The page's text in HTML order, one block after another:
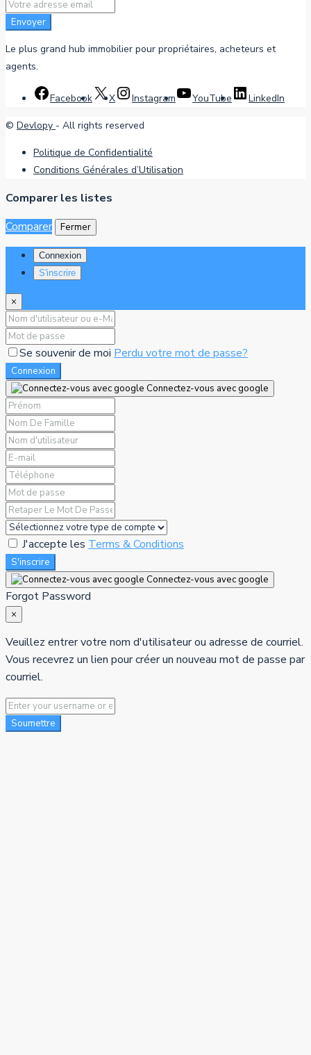
Envoyer
Le plus grand hub immobilier pour propriétaires, acheteurs et
agents.
Facebook X Instagram YouTube LinkedIn
© Devlopy - All rights reserved
Politique de Confidentialité
Conditions Générales d’Utilisation
Comparer les listes
Comparer
Fermer
Connexion
S'inscrire
×
Se souvenir de moi Perdu votre mot de passe?
Connexion
Connectez-vous avec google
J'accepte les Terms & Conditions
S'inscrire
Connectez-vous avec google
Forgot Password
×
Veuillez entrer votre nom d'utilisateur ou adresse de courriel.
Vous recevrez un lien pour créer un nouveau mot de passe par
courriel.
Soumettre